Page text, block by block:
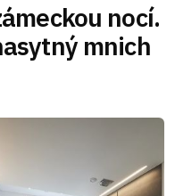
nocí.
mnich